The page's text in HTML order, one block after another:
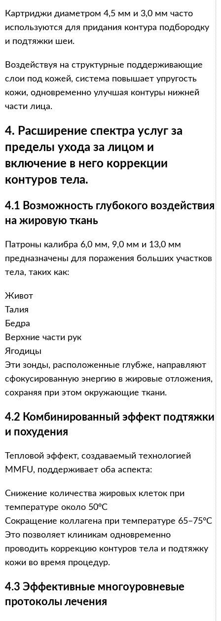
Картриджи диаметром 4,5 мм и 3,0 мм часто
используются для придания контура подбородку
и подтяжки шеи.
Воздействуя на структурные поддерживающие
слои под кожей, система повышает упругость
кожи, одновременно улучшая контуры нижней
части лица.
4. Расширение спектра услуг за
пределы ухода за лицом и
включение в него коррекции
контуров тела.
4.1 Возможность глубокого воздействия
на жировую ткань
Патроны калибра 6,0 мм, 9,0 мм и 13,0 мм
предназначены для поражения больших участков
тела, таких как:
Живот
Талия
Бедра
Верхние части рук
Ягодицы
Эти зонды, расположенные глубже, направляют
сфокусированную энергию в жировые отложения,
сохраняя при этом окружающие ткани.
4.2 Комбинированный эффект подтяжки
и похудения
Тепловой эффект, создаваемый технологией
MMFU, поддерживает оба аспекта:
Снижение количества жировых клеток при
температуре около 50°C
Сокращение коллагена при температуре 65–75°C
Это позволяет клиникам одновременно
проводить коррекцию контуров тела и подтяжку
кожи во время процедур.
4.3 Эффективные многоуровневые
протоколы лечения